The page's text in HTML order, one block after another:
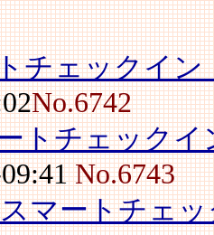
チェックイ
No.6742
トチェック
No.6743
スマートチェ